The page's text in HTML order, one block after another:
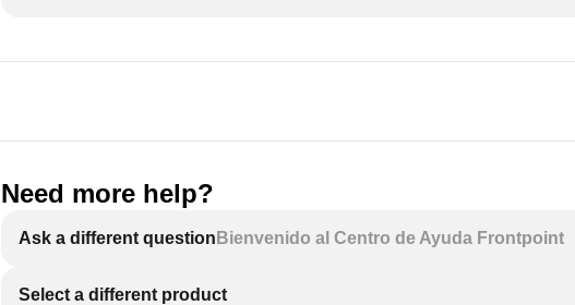
Need more help?
Ask a different question Bienvenido al Centro de Ayuda Frontpoint
Select a different product